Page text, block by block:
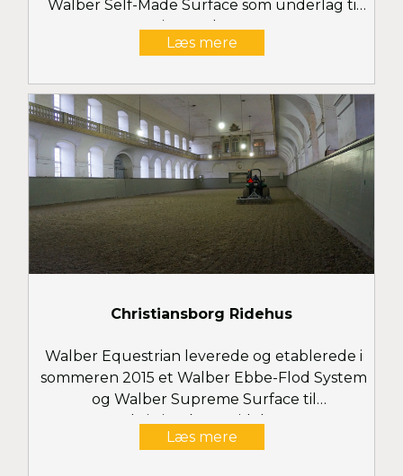
Walber Self-Made Surface som underlag til
sine topheste
Læs mere
Christiansborg Ridehus
Walber Equestrian leverede og etablerede i
sommeren 2015 et Walber Ebbe-Flod System
og Walber Supreme Surface til
Christiansborg Ridehus
Læs mere